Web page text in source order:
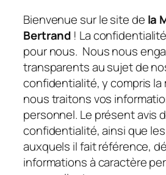
Bienvenue sur le site de la
Bertrand ! La
pour nous. Nous nous
transparents au sujet de
confidentialité, y compris la
nous traitons vos
personnel. Le présent avis
confidentialité, ainsi que
auxquels il fait référence,
informations à caractère